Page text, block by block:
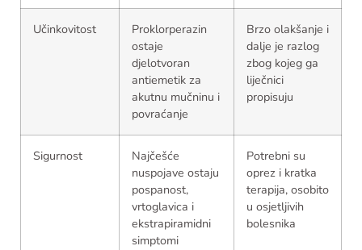
Učinkovitost
Proklorperazin
ostaje
djelotvoran
antiemetik za
akutnu mučninu i
povraćanje
Brzo olakšanje i
dalje je razlog
zbog kojeg ga
liječnici
propisuju
Sigurnost
Najčešće
nuspojave ostaju
pospanost,
vrtoglavica i
ekstrapiramidni
simptomi
Potrebni su
oprez i kratka
terapija, osobito
u osjetljivih
bolesnika